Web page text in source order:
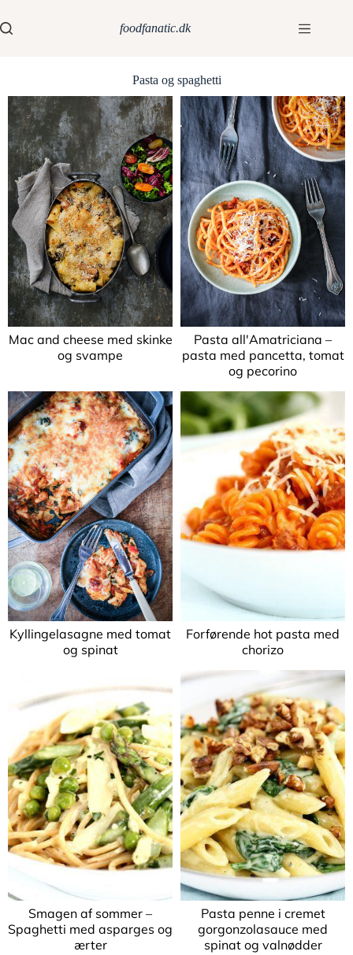
foodfanatic.dk
Pasta og spaghetti
Mac and cheese med skinke
og svampe
Pasta all'Amatriciana –
pasta med pancetta, tomat
og pecorino
Kyllingelasagne med tomat
og spinat
Forførende hot pasta med
chorizo
Smagen af sommer –
Spaghetti med asparges og
ærter
Pasta penne i cremet
gorgonzolasauce med
spinat og valnødder